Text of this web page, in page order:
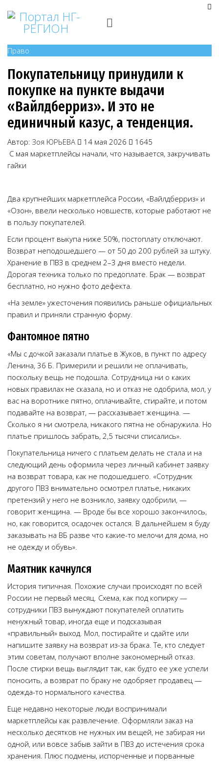
Право
Покупательницу принудили к
покупке на пункте выдачи
«Вайлдберриз». И это не
единичный казус, а тенденция.
Автор: Зоя ЮРЬЕВА 14 мая 2026
1645
С мая маркетплейсы начали, что называется, закручивать
гайки
Два крупнейших маркетплейса России, «Вайлдберриз» и
«Озон», ввели несколько новшеств, которые работают не
в пользу покупателей.
Если процент выкупа ниже 50%, постоплату отключают.
Возврат неподошедшего — от 50 до 200 рублей за штуку.
Хранение в ПВЗ в среднем 2–3 дня вместо недели.
Дорогая техника только по предоплате. Брак — возврат
бесплатно, но нужно фото дефекта.
«На земле» ужесточения появились раньше официальных
правил и приняли странную форму.
Фантомное пятно
«Мы с дочкой заказали платье в Жуков, в пункт по адресу
Ленина, 36 Б. Примерили и решили не оплачивать,
поскольку вещь не подошла. Сотрудница ни о каких
новых правилах не сказала, но и отказ не одобрила, мол, у
вас на воротнике пятно, оплачивайте, стирайте, и потом
подавайте на возврат, — рассказывает женщина. —
Сколько я ни смотрела, никакого пятна не обнаружила. Но
платье пришлось забрать, 2,5 тысячи списались».
Покупательница ничего с платьем делать не стала и на
следующий день оформила через личный кабинет заявку
на возврат товара, как не подошедшего. «Сотрудник
другого ПВЗ внимательно осмотрел платье, никаких
претензий у него не возникло, заявку одобрили, —
говорит женщина. — Вроде бы все хорошо закончилось,
но, как говорится, осадочек остался. В дальнейшем я буду
заказывать на ВБ разве что какие-то мелочи для дома, но
не одежду и обувь».
Маятник качнулся
История типичная. Похожие случаи происходят по всей
России не первый месяц. Схема, как под копирку —
сотрудники ПВЗ вынуждают покупателей оплатить
ненужный товар, иногда еще и подсказывая
«правильный» выход. Мол, постирайте и сдайте или
напишите заявку на возврат из-за брака. Те, кто следует
этим советам, получают вполне закономерный отказ.
После стирки вещь выглядит так, как будто ее уже успели
поносить, а возврат по браку не одобряет продавец —
одежда-то нормального качества.
Еще недавно некоторые люди воспринимали
маркетплейсы как развлечение. Оформляли заказ на
несколько десятков не нужных им вещей, не забирая ни
одной, или вовсе забыв зайти в ПВЗ до истечения срока
хранения. Плюс подмены, испорченные и порванные